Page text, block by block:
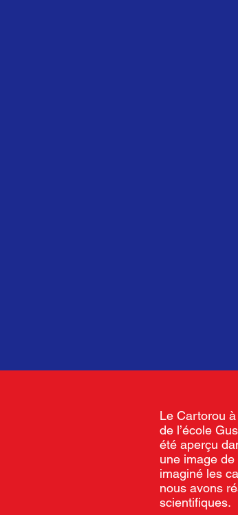
Le Cartorou
de l’école
été aperçu
une image
imaginé les
nous avons
scientifiques.